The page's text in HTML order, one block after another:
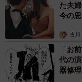
いるということもあ
保護者が子どものデ
対策です。
た夫
今の
古川
「お
代の
器修